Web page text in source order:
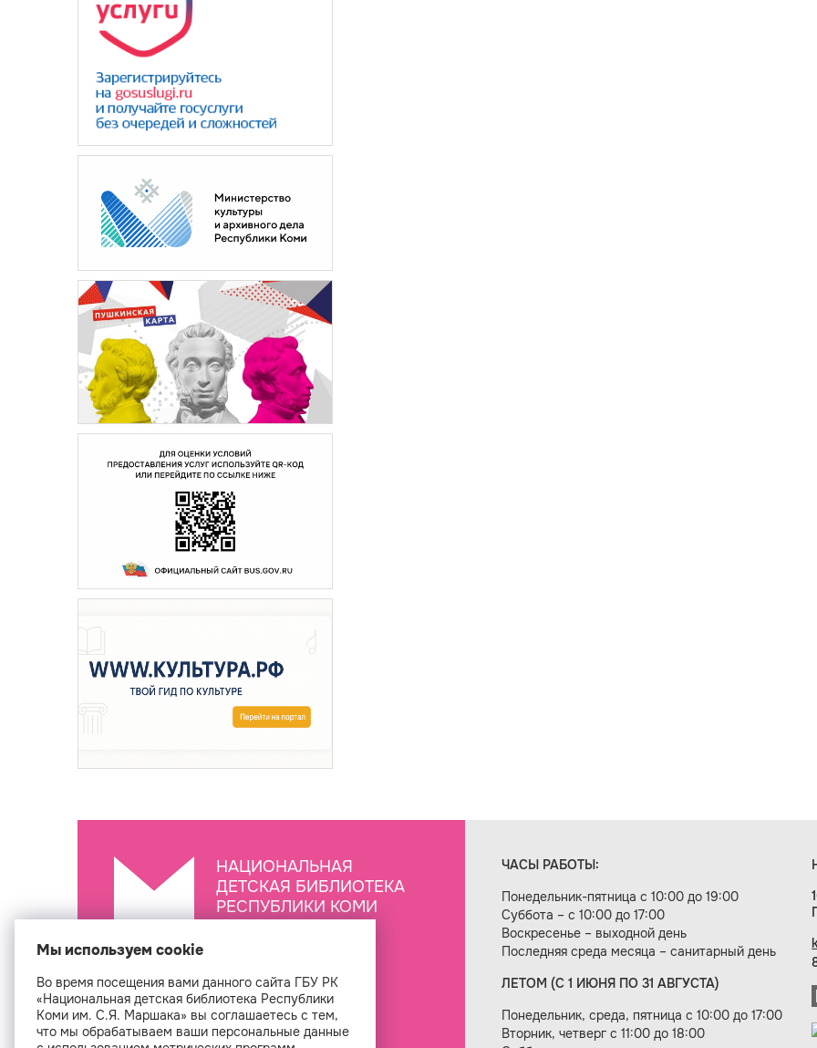
НАЦИОНАЛЬНАЯ
ДЕТСКАЯ БИБЛИОТЕКА
РЕСПУБЛИКИ КОМИ
ЧАСЫ РАБОТЫ:
Понедельник-пятница с 10:00 до 19:00
Суббота – с 10:00 до 17:00
Воскресенье – выходной день
Последняя среда месяца – санитарный день
ЛЕТОМ (С 1 ИЮНЯ ПО 31 АВГУСТА)
Понедельник, среда, пятница с 10:00 до 17:00
Вторник, четверг с 11:00 до 18:00
Создание сайта — веб-студия «Цифровой век»
Мы используем cookie
Во время посещения вами данного сайта ГБУ РК
«Национальная детская библиотека Республики
Коми им. С.Я. Маршака» вы соглашаетесь с тем,
что мы обрабатываем ваши персональные данные